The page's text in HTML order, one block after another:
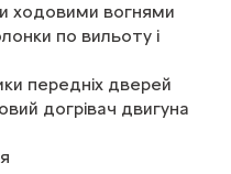
ходовими вогнями
по вильоту і
передніх дверей
догрівач двигуна